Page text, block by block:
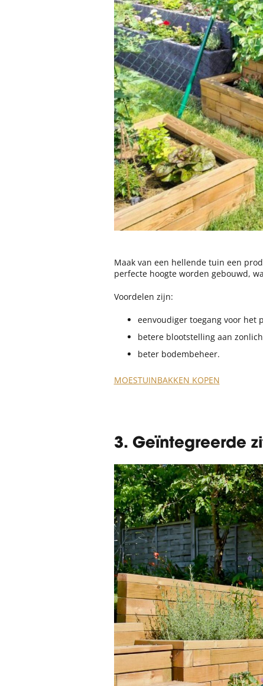
Maak van een hellende tuin een
perfecte hoogte worden gebouwd,
Voordelen zijn:
eenvoudiger toegang voor het
betere blootstelling aan
beter bodembeheer.
MOESTUINBAKKEN KOPEN
3. Geïntegreerde